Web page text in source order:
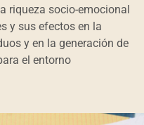
riqueza socio-emocional
y sus efectos en la
y en la generación de
el entorno